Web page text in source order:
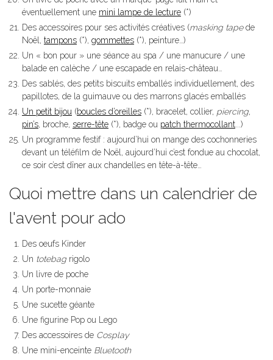
éventuellement une mini lampe de lecture (*)
Des accessoires pour ses activités créatives (masking tapede
Noël, tampons (*), gommettes (*), peinture…)
Un « bon pour » une séance au spa / une manucure / une
balade en calèche / une escapade en relais-château…
Des sablés, des petits biscuits emballés individuellement, des
papillotes, de la guimauve ou des marrons glacés emballés
Un petit bijou (boucles d’oreilles (*), bracelet, collier, piercing,
pin’s, broche, serre-tête (*), badge ou patch thermocollant )
Un programme festif : aujourd’hui on mange des cochonneries
devant un téléfilm de Noël, aujourd’hui c’est fondue au chocolat,
ce soir c’est dîner aux chandelles en tête-à-tête…
Quoi mettre dans un calendrier de
l'avent pour ado
Des oeufs Kinder
Un totebag rigolo
Un livre de poche
Un porte-monnaie
Une sucette géante
Une figurine Pop ou Lego
Des accessoires de Cosplay
Une mini-enceinte Bluetooth